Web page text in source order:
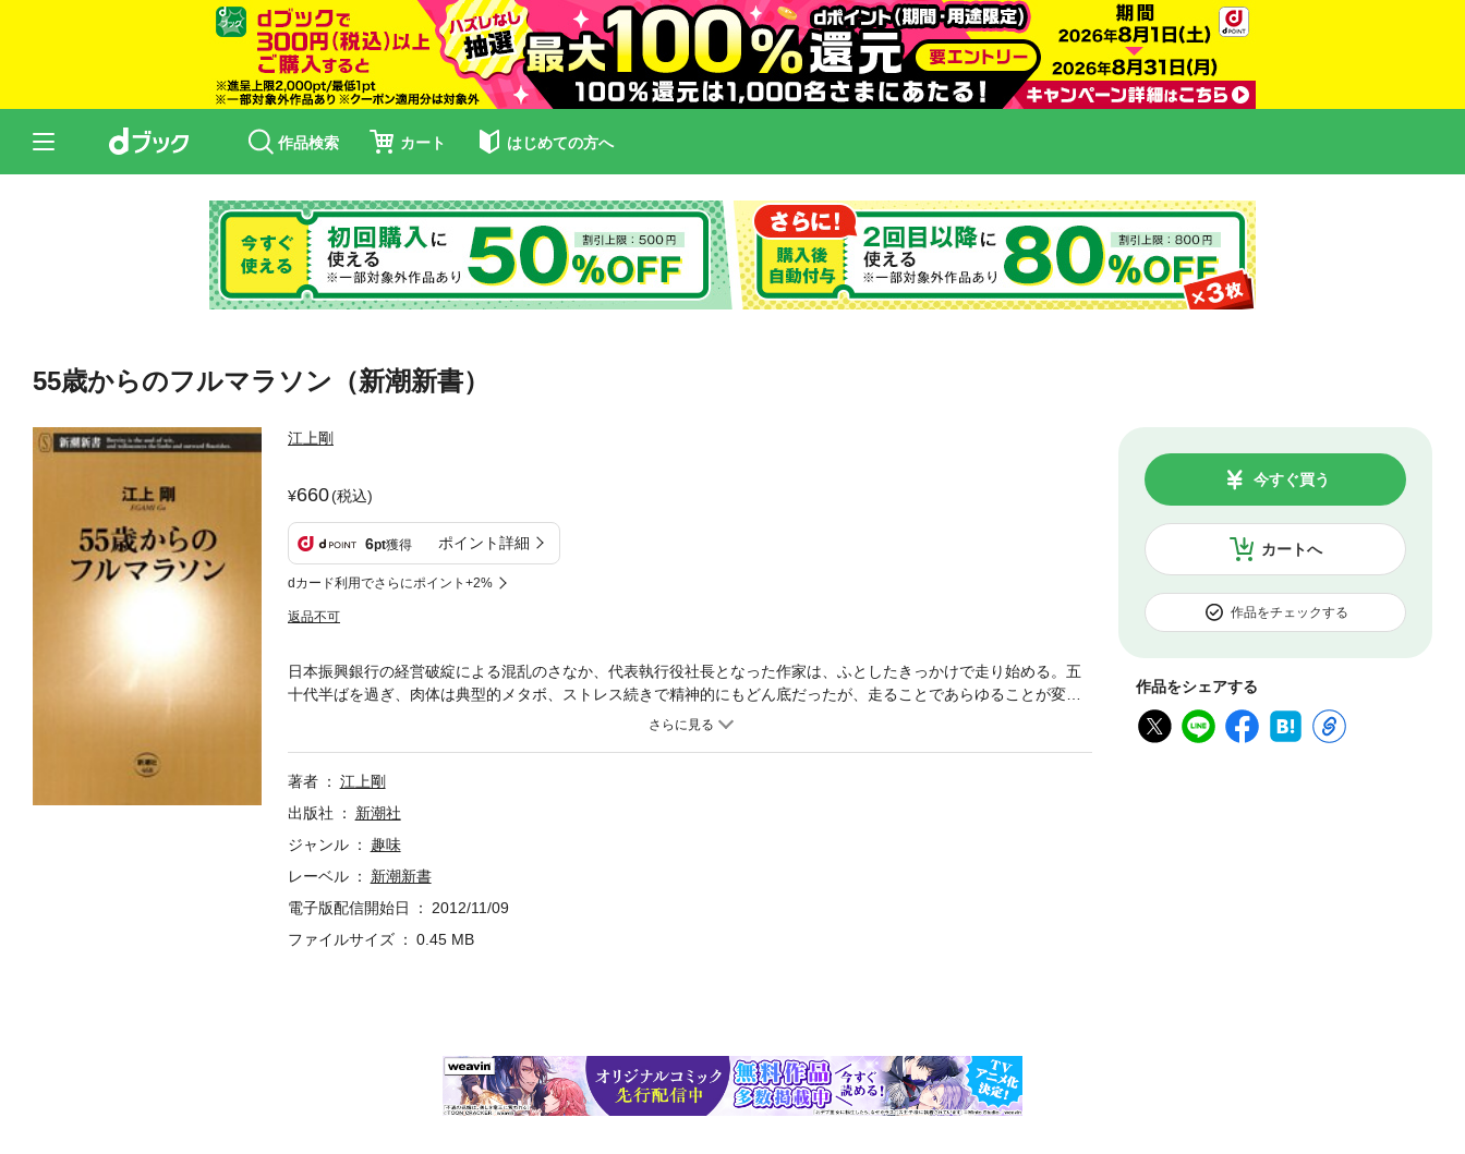
作品検索 カート はじめての方へ
55歳からのフルマラソン（新潮新書）
江上剛
660(税込)
6pt獲得 ポイント詳細
dカード利用でさらにポイント+2%
返品不可
カートへ
今すぐ買う
作品をチェックする
作品をシェアする
日本振興銀行の経営破綻による混乱のさなか、代表執行役社長となった作家は、ふとしたきっかけで走り始める。五
十代半ばを過ぎ、肉体は典型的メタボ、ストレス続きで精神的にもどん底だったが、走ることであらゆることが変わ
って行った。仲間との早朝練習、散々だった初マラソンから念願のサブフォー達成、そしてさらなる自分への挑戦
著者
江上剛
出版社
新潮社
ジャンル
趣味
レーベル
新潮新書
電子版配信開始日
2012/11/09
ファイルサイズ
0.45 MB